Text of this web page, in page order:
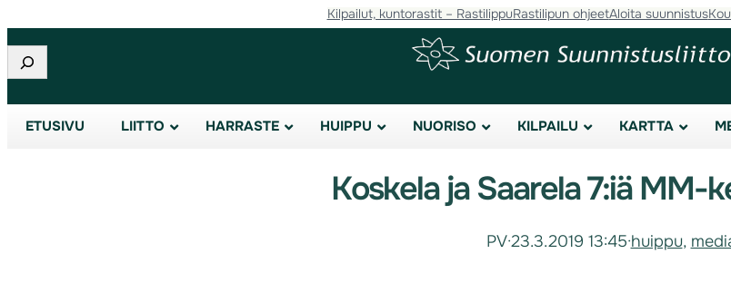
Kilpailut, kuntorastit – RastilippuRastilipun ohjeetAloita suunnistus
Etsi
ETUSIVU LIITTO HARRASTE HUIPPU NUORISO KILPAILU KARTTA
Koskela ja Saarela 7:iä MM-
PV·23.3.2019 13:45·huippu,